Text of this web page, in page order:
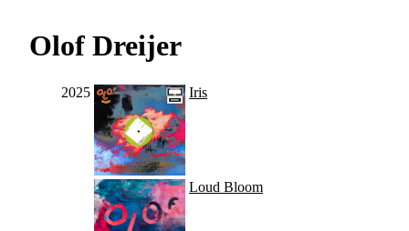
Olof Dreijer
2025 Iris
Loud Bloom